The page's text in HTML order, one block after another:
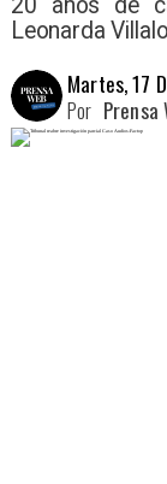
20 años de
Leonarda
Martes, 17
Prensa
Por